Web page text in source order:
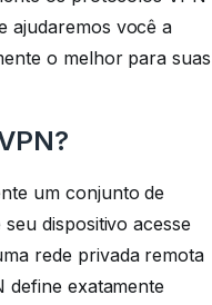
ajudaremos você a
o melhor para suas
um conjunto de
dispositivo acesse
rede privada remota
define exatamente